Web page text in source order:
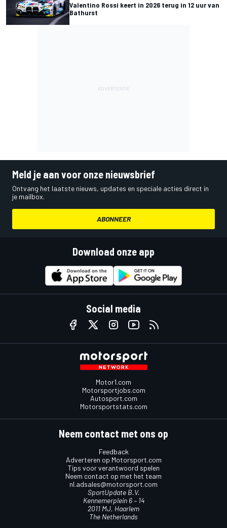
Valentino Rossi keert in 2026 terug in 12 uur van
Bathurst
Meld je aan voor onze nieuwsbrief
Ontvang het laatste nieuws, updates en speciale acties direct in
je mailbox.
ABONNEER
Download onze app
Social media
Motor1.com
Motorsportjobs.com
Autosport.com
Motorsportstats.com
Neem contact met ons op
Feedback
Adverteren op Motorsport.com
Tips voor verantwoord spelen
Neem contact op met het team
nl.adsales@motorsport.com
SportUpdate B.V.
Kennemerplein 6 – 14
2011 MJ, Haarlem
The Netherlands